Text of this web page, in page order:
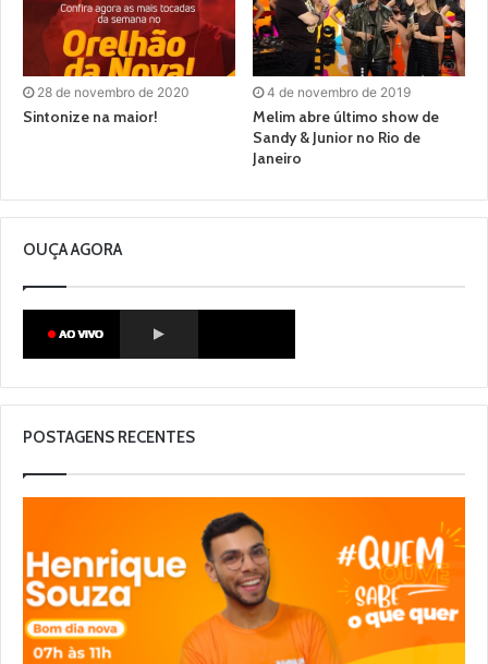
28 de novembro de 2020
Sintonize na maior!
4 de novembro de 2019
Melim abre último show de
Sandy & Junior no Rio de
Janeiro
OUÇA AGORA
POSTAGENS RECENTES